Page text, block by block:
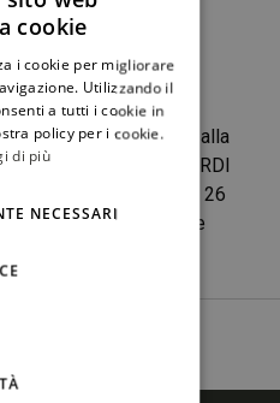
con Duca di
cantine Duca di
speciale, dedicato alla
e del vino: ACCORDI
la lirica. Sabato 26
le nuove sale delle
ENGLISH
cookie
i cookie per migliorare
Utilizzando il
a tutti i cookie in
policy per i cookie.
di più
NECESSARI